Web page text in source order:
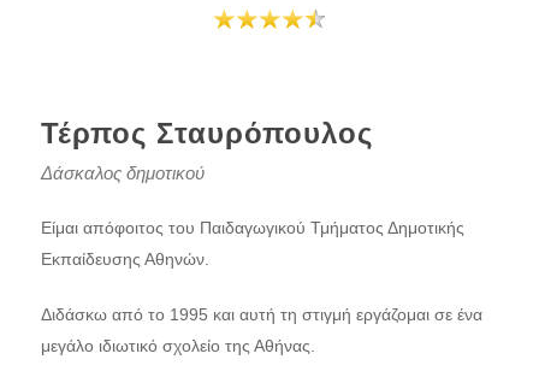
Τέρπος Σταυρόπουλος
Δάσκαλος δημοτικού
Είμαι απόφοιτος του Παιδαγωγικού Τμήματος Δημοτικής
Εκπαίδευσης Αθηνών.
Διδάσκω από το 1995 και αυτή τη στιγμή εργάζομαι σε ένα
μεγάλο ιδιωτικό σχολείο της Αθήνας.